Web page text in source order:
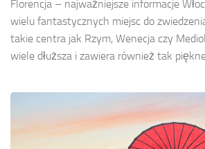
Florencja – najważniejsze informacje
wielu fantastycznych miejsc do
takie centra jak Rzym, Wenecja czy
wiele dłuższa i zawiera również tak